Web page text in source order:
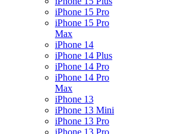
iPhone 15 Pro
iPhone 15 Pro
Max
iPhone 14
iPhone 14 Plus
iPhone 14 Pro
iPhone 14 Pro
Max
iPhone 13
iPhone 13 Mini
iPhone 13 Pro
iPhone 13 Pro